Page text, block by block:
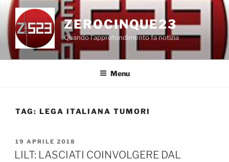
Salta
contenuto
ZEROCINQUE23
Quando l'approfondimento fa notizia
Menu
TAG: LEGA ITALIANA TUMORI
PUBBLICATO
IL
19 APRILE 2018
LILT: LASCIATI COINVOLGERE DAL